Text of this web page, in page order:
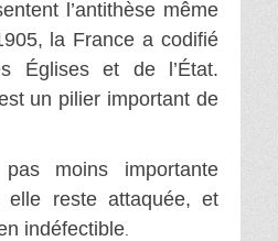
l’antithèse même
la France a codifié
Églises et de l’État.
un pilier important de
moins importante
elle reste attaquée, et
indéfectible